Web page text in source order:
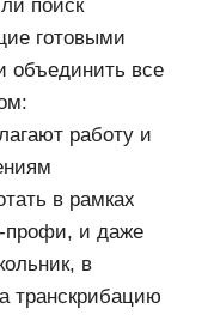
поиск
готовыми
объединить все
работу и
в рамках
профи, и даже
в
транскрибацию